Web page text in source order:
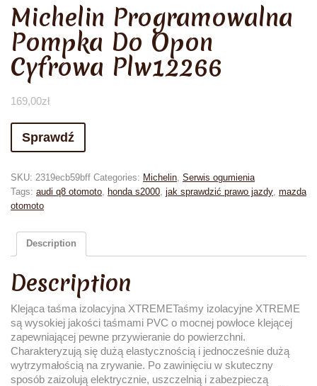
Michelin Programowalna
Pompka Do Opon
Cyfrowa Plw12266
169,00zł
Sprawdź
SKU: 2319ecb59bff Categories: Michelin Serwis ogumienia
Tags: audi q8 otomoto honda s2000 jak sprawdzić prawo jazdy mazda
otomoto
Description
Description
Klejąca taśma izolacyjna XTREMETaśmy izolacyjne XTREME
są wysokiej jakości taśmami PVC o mocnej powłoce klejącej
zapewniającej pewne przywieranie do powierzchni.
Charakteryzują się dużą elastycznością i jednocześnie dużą
wytrzymałością na zrywanie. Po zawinięciu w skuteczny
sposób zaizolują elektrycznie, uszczelnią i zabezpieczą